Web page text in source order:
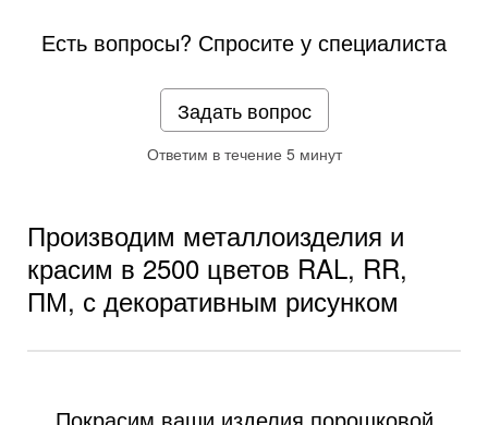
Есть вопросы? Спросите у специалиста
Задать вопрос
Ответим в течение 5 минут
Производим металлоизделия и
красим в 2500 цветов RAL, RR,
ПМ, с декоративным рисунком
Покрасим ваши изделия порошковой